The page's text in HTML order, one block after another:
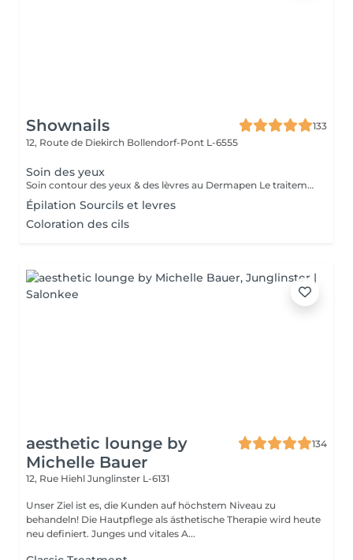
Shownails
133
12, Route de Diekirch Bollendorf-Pont L-6555
Soin des yeux
Soin contour des yeux & des lèvres au Dermapen Le traitement du contour des yeux et des lèvres est réalisé à l'aide du Dermapen, une technique de micro-aiguillage qui stimule naturellement la production de collagène et d'élastine. Ce soin permet de : Atténuer les rides et ridules. Réduire les cernes. Diminuer les poches sous les yeux. Raffermir et lisser la peau. Améliorer l'éclat et la texture du contour des yeux et des lèvres. Un regard plus frais, une peau plus lisse et des lèvres sublimées dès les premières séances.
Épilation Sourcils et levres
Coloration des cils
aesthetic lounge by
Michelle Bauer
134
12, Rue Hiehl Junglinster L-6131
Unser Ziel ist es, die Kunden auf höchstem Niveau zu
behandeln! Die Hautpflege als ästhetische Therapie wird heute
neu definiert. Junges und vitales A...